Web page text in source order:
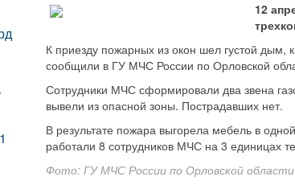
12
К приезду пожарных из окон шел густой дым,
сообщили в ГУ МЧС России по Орловской
Сотрудники МЧС сформировали два звена
вывели из опасной зоны. Пострадавших нет.
В результате пожара выгорела мебель в
работали 8 сотрудников МЧС на 3 единицах
Фото: ГУ МЧС России по Орловской области